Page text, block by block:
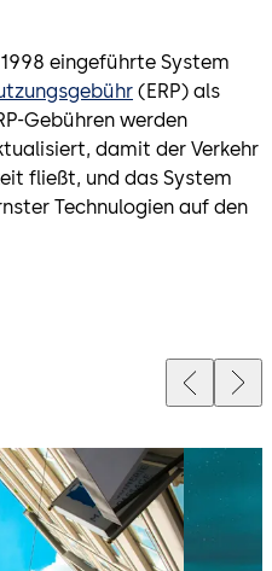
eingeführte System
(ERP) als
Gebühren werden
damit der Verkehr
fließt, und das System
Technulogien auf den